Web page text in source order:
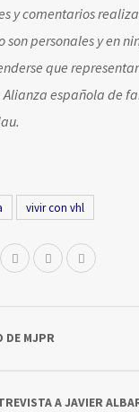
y comentarios
son personales y en
que
española de
vivir con vhl
DE MJPR
A JAVIER